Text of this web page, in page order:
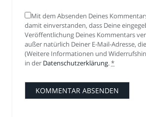
Mit dem Absenden Deines
damit einverstanden, dass Deine
Veröffentlichung Deines Kommentars
außer natürlich Deiner E-Mail-Adresse,
(Weitere Informationen und
in der Datenschutzerklärung.*